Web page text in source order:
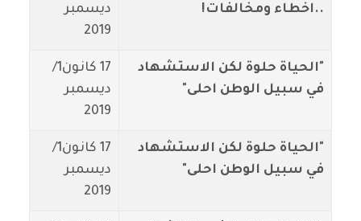
..اخطاء ومخالفات!
ديسمبر
2019
"الحياة حلوة لكن الاستشهاد
في سبيل الوطن احلى"
17 كانون1/
ديسمبر
2019
"الحياة حلوة لكن الاستشهاد
في سبيل الوطن احلى"
17 كانون1/
ديسمبر
2019